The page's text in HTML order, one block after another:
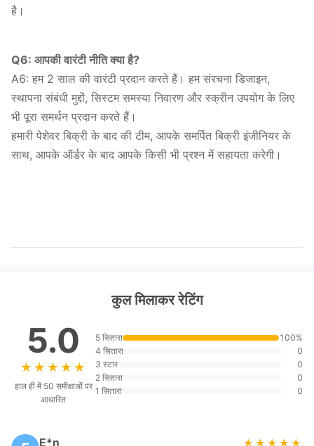
है।
Q6: आपकी वारंटी नीति क्या है?
A6: हम 2 साल की वारंटी प्रदान करते हैं। हम संरचना डिजाइन,
स्थापना संबंधी मुद्दों, सिस्टम समस्या निवारण और स्क्रीन उपयोग के लिए
भी पूरा समर्थन प्रदान करते हैं।
हमारी पेशेवर बिक्री के बाद की टीम, आपके समर्पित बिक्री इंजीनियर के
साथ, आपके ऑर्डर के बाद आपके किसी भी प्रश्न में सहायता करेगी।
कुल मिलाकर रेटिंग
5.0
★★★★★
★★★★★
हाल ही में 50 समीक्षाओं पर
आधारित
5 सितारा
100%
4 सितारा
0
3 स्टार
0
2 सितारा
0
1 सितारा
0
E*n ★★★★★
★★★★★